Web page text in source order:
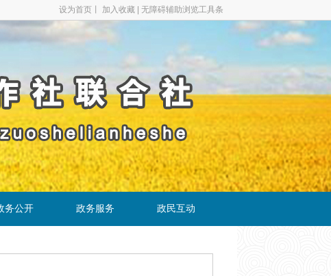
设为首页 加入收藏 无障碍辅助浏览工具条
务公开 政务服务 政民互动